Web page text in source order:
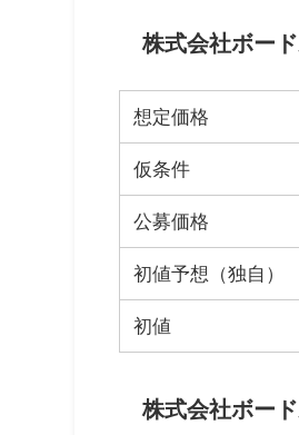
株式会社ボー
想定価格
仮条件
公募価格
初値予想（独自）
初値
株式会社ボー